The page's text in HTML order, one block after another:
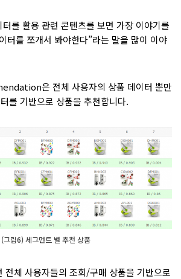
를 활용 관련 콘텐츠를 보면 가장 이야기를
터를 쪼개서 봐야한다”라는 말을 많이 이야
은 전체 사용자의 상품 데이터 뿐만
를 기반으로 상품을 추천합니다.
(그림6) 세그먼트 별 추천 상품
전체 사용자들의 조회/구매 상품을 기반으로